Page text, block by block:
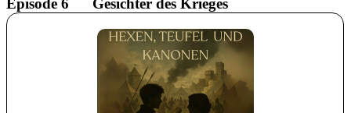
Episode 6 Gesichter des Krieges